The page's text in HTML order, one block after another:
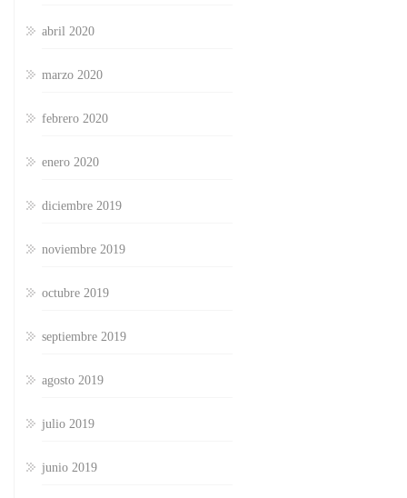
abril 2020
marzo 2020
febrero 2020
enero 2020
diciembre 2019
noviembre 2019
octubre 2019
septiembre 2019
agosto 2019
julio 2019
junio 2019